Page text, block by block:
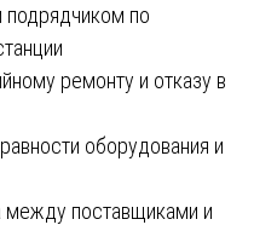
по
ремонту и отказу в
оборудования и
между поставщиками и